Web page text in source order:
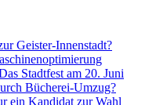
Geister-Innenstadt?
Stadtfest am 20. Juni
Bücherei-Umzug?
ein Kandidat zur Wahl